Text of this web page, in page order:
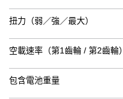
扭力（弱／強／最大）
空載速率（第1齒輪 / 第2齒輪）
包含電池重量